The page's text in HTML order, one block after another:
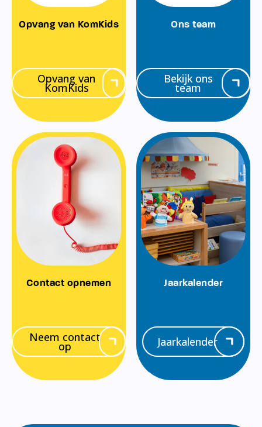
Opvang van KomKids
Opvang van
KomKids
Ons team
Bekijk ons
team
Contact opnemen
Neem contact
op
Jaarkalender
Jaarkalender